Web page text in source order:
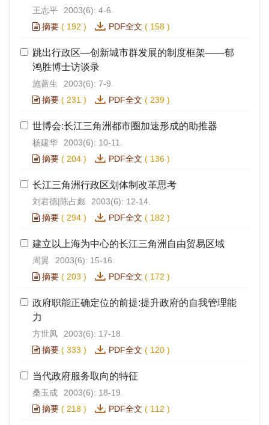
王志平
2003(6): 4-6.
摘要 ( 192 ) PDF全文 ( 158 )
跳出行政区—创新城市群发展的制度框架——郁
鸿胜博士访谈录
施蔷生
2003(6): 7-9.
摘要 ( 231 ) PDF全文 ( 239 )
世博会:长江三角洲都市圈加速形成的助推器
杨建华
2003(6): 10-11.
摘要 ( 204 ) PDF全文 ( 136 )
长江三角洲行政区划体制改革思考
刘君德|陈占彪
2003(6): 12-14.
摘要 ( 294 ) PDF全文 ( 182 )
建立以上海为中心的长江三角洲自由贸易区域
周翼
2003(6): 15-16.
摘要 ( 203 ) PDF全文 ( 172 )
政府职能正确定位的前提:提升政府的自我管理能
力
方世凤
2003(6): 17-18.
摘要 ( 333 ) PDF全文 ( 120 )
当代政府服务取向的特征
桑玉成
2003(6): 18-19.
摘要 ( 218 ) PDF全文 ( 112 )